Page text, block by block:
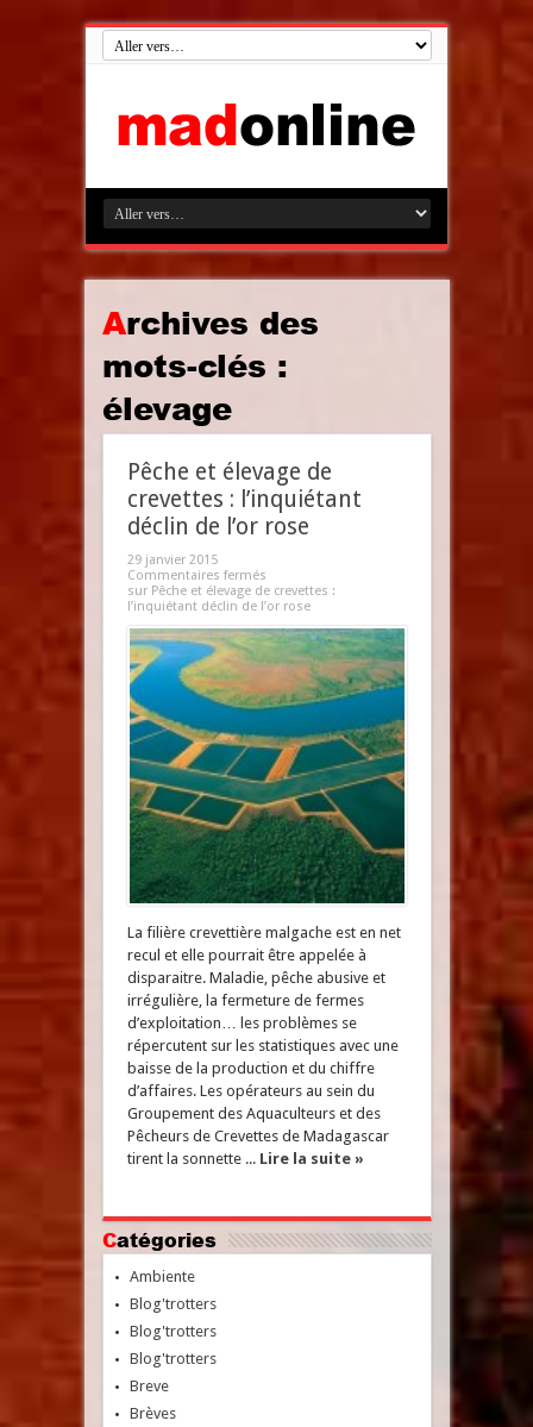
Archives des
mots-clés :
élevage
Pêche et élevage de
crevettes : l’inquiétant
déclin de l’or rose
29 janvier 2015
Commentaires fermés
sur Pêche et élevage de crevettes :
l’inquiétant déclin de l’or rose
La filière crevettière malgache est en net
recul et elle pourrait être appelée à
disparaitre. Maladie, pêche abusive et
irrégulière, la fermeture de fermes
d’exploitation… les problèmes se
répercutent sur les statistiques avec une
baisse de la production et du chiffre
d’affaires. Les opérateurs au sein du
Groupement des Aquaculteurs et des
Pêcheurs de Crevettes de Madagascar
tirent la sonnette ... Lire la suite »
Catégories
Ambiente
Blog'trotters
Blog'trotters
Blog'trotters
Breve
Brèves